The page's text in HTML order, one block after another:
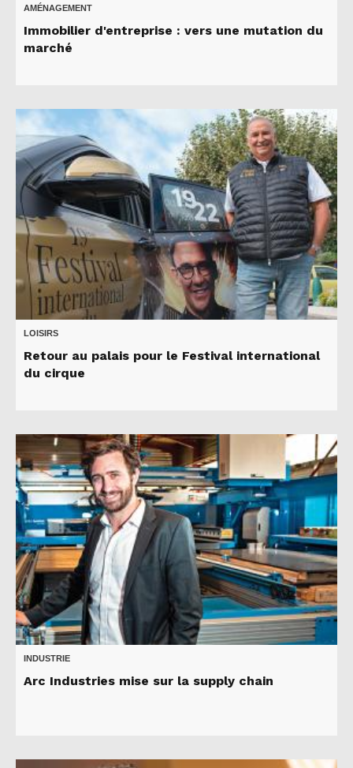
AMÉNAGEMENT
Immobilier d'entreprise : vers une mutation du
marché
LOISIRS
Retour au palais pour le Festival international
du cirque
INDUSTRIE
Arc Industries mise sur la supply chain